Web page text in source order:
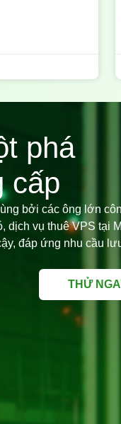
phá
cấp
bởi các ông lớn
vụ thuê VPS tại
đáp ứng nhu cầu
THỬ